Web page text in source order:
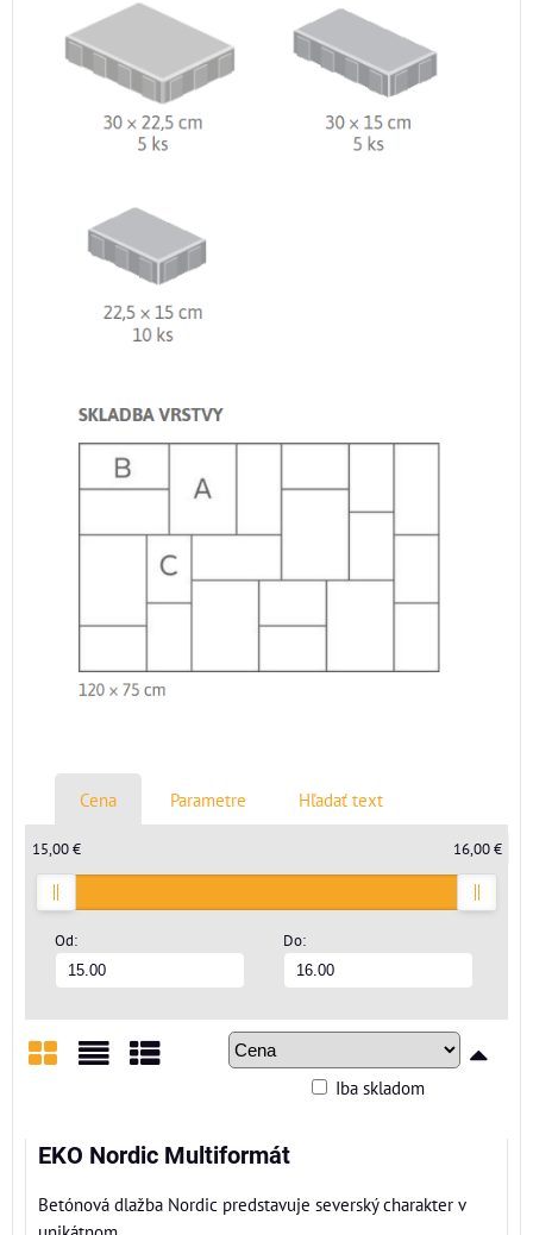
Cena Parametre Hľadať text
Od: Do:
15,00 € 16,00 €
Iba skladom
EKO Nordic Multiformát
Betónová dlažba Nordic predstavuje severský charakter v